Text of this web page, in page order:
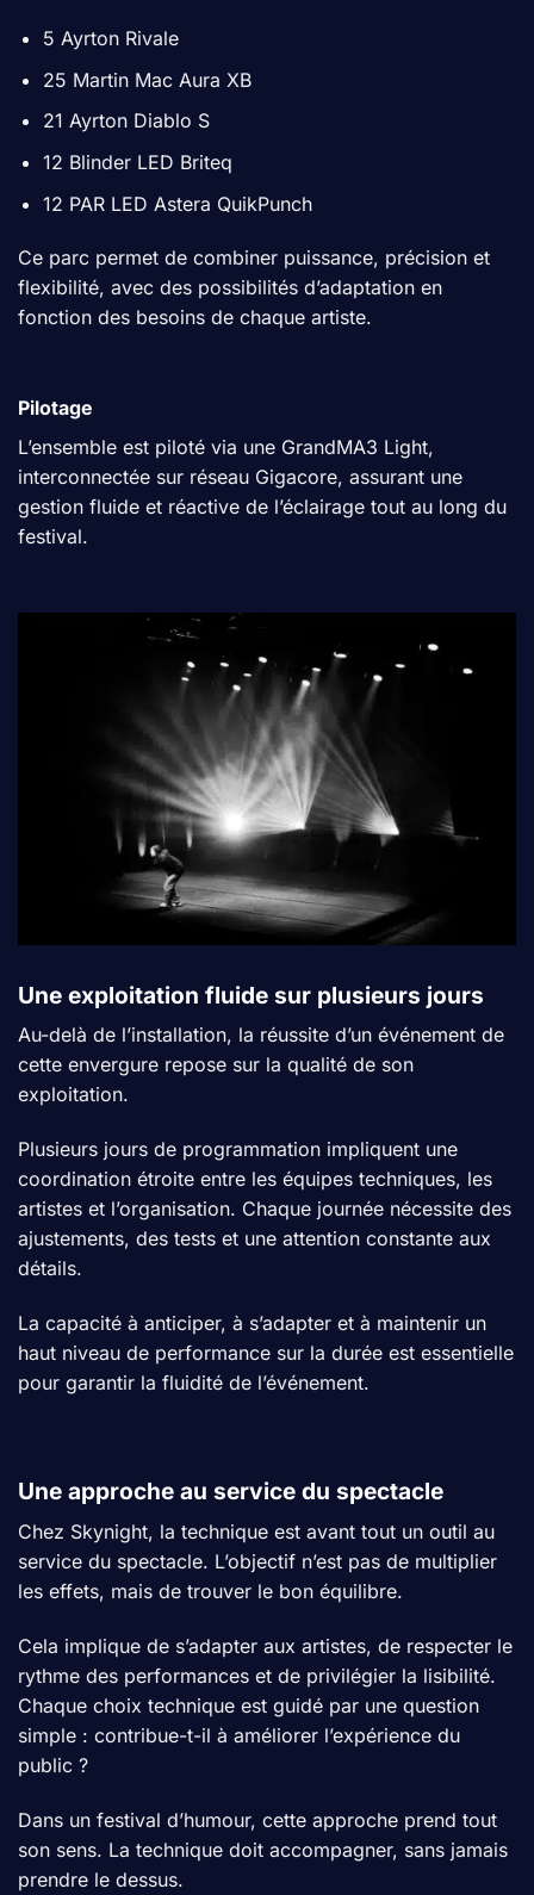
5 Ayrton Rivale
25 Martin Mac Aura XB
21 Ayrton Diablo S
12 Blinder LED Briteq
12 PAR LED Astera QuikPunch
Ce parc permet de combiner puissance, précision et
flexibilité, avec des possibilités d’adaptation en
fonction des besoins de chaque artiste.
Pilotage
L’ensemble est piloté via une GrandMA3 Light,
interconnectée sur réseau Gigacore, assurant une
gestion fluide et réactive de l’éclairage tout au long du
festival.
Une exploitation fluide sur plusieurs jours
Au-delà de l’installation, la réussite d’un événement de
cette envergure repose sur la qualité de son
exploitation.
Plusieurs jours de programmation impliquent une
coordination étroite entre les équipes techniques, les
artistes et l’organisation. Chaque journée nécessite des
ajustements, des tests et une attention constante aux
détails.
La capacité à anticiper, à s’adapter et à maintenir un
haut niveau de performance sur la durée est essentielle
pour garantir la fluidité de l’événement.
Une approche au service du spectacle
Chez Skynight, la technique est avant tout un outil au
service du spectacle. L’objectif n’est pas de multiplier
les effets, mais de trouver le bon équilibre.
Cela implique de s’adapter aux artistes, de respecter le
rythme des performances et de privilégier la lisibilité.
Chaque choix technique est guidé par une question
simple : contribue-t-il à améliorer l’expérience du
public ?
Dans un festival d’humour, cette approche prend tout
son sens. La technique doit accompagner, sans jamais
prendre le dessus.